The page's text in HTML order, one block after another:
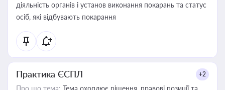
діяльність органів і установ виконання покарань та статус
осіб, які відбувають покарання
Практика ЄСПЛ +2
Про що тема: Тема охоплює рішення, правові позиції та